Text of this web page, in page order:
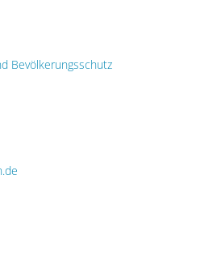
Bevölkerungsschutz